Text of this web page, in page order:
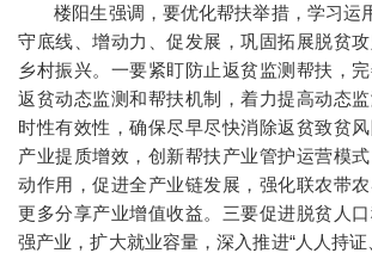
楼阳生强调，要优化帮扶举措，学习运用
守底线、增动力、促发展，巩固拓展脱贫
乡村振兴。一要紧盯防止返贫监测帮扶，
返贫动态监测和帮扶机制，着力提高动态
时性有效性，确保尽早尽快消除返贫致贫
产业提质增效，创新帮扶产业管护运营模
动作用，促进全产业链发展，强化联农带
更多分享产业增值收益。三要促进脱贫人
强产业，扩大就业容量，深入推进“人人持证